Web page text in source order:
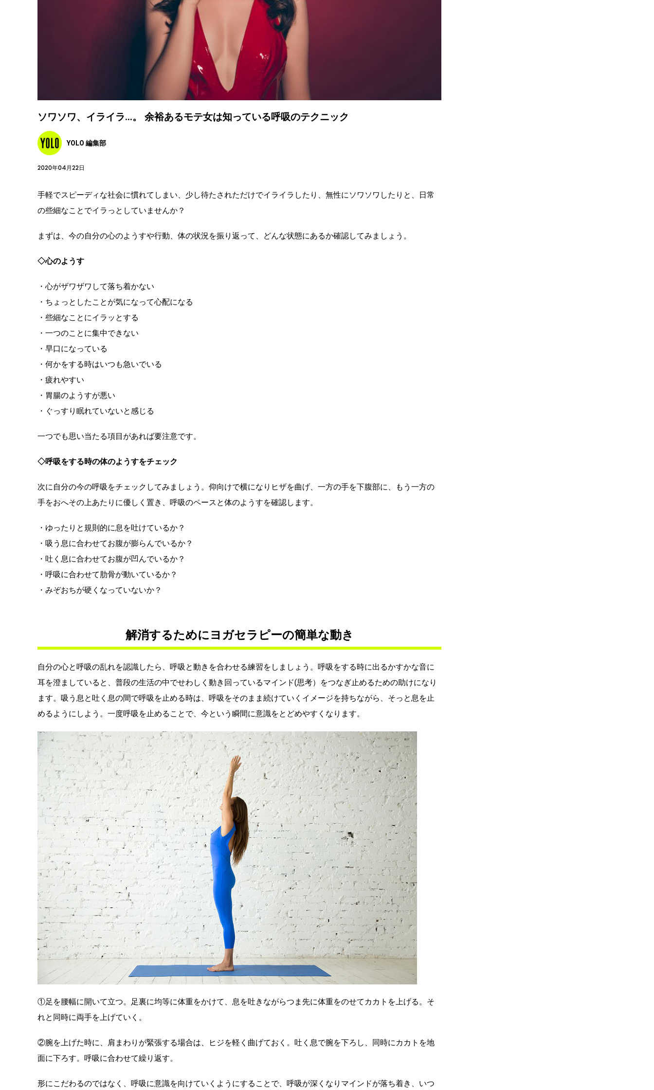
ソワソワ、イライラ…。 余裕あるモテ女は知っている呼吸のテクニック
YOLO 編集部
2020年04月22日
手軽でスピーディな社会に慣れてしまい、少し待たされただけでイライラしたり、無性にソワソワしたりと、日常
の些細なことでイラっとしていませんか？
まずは、今の自分の心のようすや行動、体の状況を振り返って、どんな状態にあるか確認してみましょう。
◇心のようす
・心がザワザワして落ち着かない
・ちょっとしたことが気になって心配になる
・些細なことにイラッとする
・一つのことに集中できない
・早口になっている
・何かをする時はいつも急いでいる
・疲れやすい
・胃腸のようすが悪い
・ぐっすり眠れていないと感じる
一つでも思い当たる項目があれば要注意です。
◇呼吸をする時の体のようすをチェック
次に自分の今の呼吸をチェックしてみましょう。仰向けで横になりヒザを曲げ、一方の手を下腹部に、もう一方の
手をおへその上あたりに優しく置き、呼吸のペースと体のようすを確認します。
・ゆったりと規則的に息を吐けているか？
・吸う息に合わせてお腹が膨らんでいるか？
・吐く息に合わせてお腹が凹んでいるか？
・呼吸に合わせて肋骨が動いているか？
・みぞおちが硬くなっていないか？
解消するためにヨガセラピーの簡単な動き
自分の心と呼吸の乱れを認識したら、呼吸と動きを合わせる練習をしましょう。呼吸をする時に出るかすかな音に
耳を澄ましていると、普段の生活の中でせわしく動き回っているマインド(思考）をつなぎ止めるための助けになり
ます。吸う息と吐く息の間で呼吸を止める時は、呼吸をそのまま続けていくイメージを持ちながら、そっと息を止
めるようにしよう。一度呼吸を止めることで、今という瞬間に意識をとどめやすくなります。
①足を腰幅に開いて立つ。足裏に均等に体重をかけて、息を吐きながらつま先に体重をのせてカカトを上げる。そ
れと同時に両手を上げていく。
②腕を上げた時に、肩まわりが緊張する場合は、ヒジを軽く曲げておく。吐く息で腕を下ろし、同時にカカトを地
面に下ろす。呼吸に合わせて繰り返す。
形にこだわるのではなく、呼吸に意識を向けていくようにすることで、呼吸が深くなりマインドが落ち着き、いつ